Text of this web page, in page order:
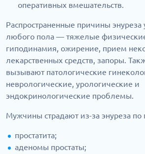
оперативных вмешательств.
Распространенные причины энуреза
любого пола — тяжелые
гиподинамия, ожирение, прием
лекарственных средств, запоры.
вызывают патологические
неврологические, урологические и
эндокринологические проблемы.
Мужчины страдают из-за энуреза по
простатита;
аденомы простаты;